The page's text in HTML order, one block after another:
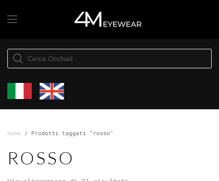
Skip to main content
Products
search
Home / Prodotti taggati “rosso”
ROSSO